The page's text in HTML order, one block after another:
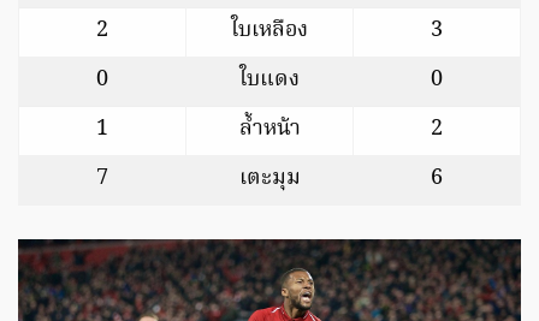
2
ใบเหลือง
3
0
ใบแดง
0
1
ล้ำหน้า
2
7
เตะมุม 6